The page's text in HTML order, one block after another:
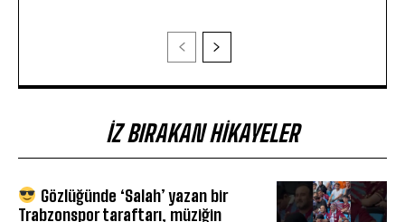
İZ BIRAKAN HIKAYELER
Gözlüğünde ‘Salah’ yazan bir
Trabzonspor taraftarı, müziğin